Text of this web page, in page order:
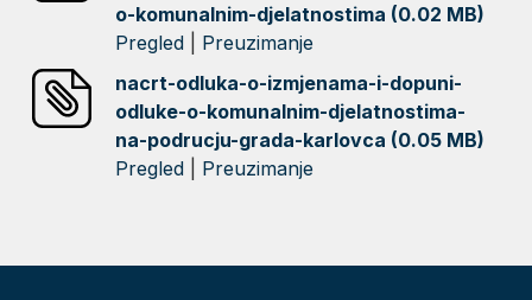
o-komunalnim-djelatnostima (0.02 MB)
Pregled
Preuzimanje
nacrt-odluka-o-izmjenama-i-dopuni-
odluke-o-komunalnim-djelatnostima-
na-podrucju-grada-karlovca (0.05 MB)
Pregled
Preuzimanje